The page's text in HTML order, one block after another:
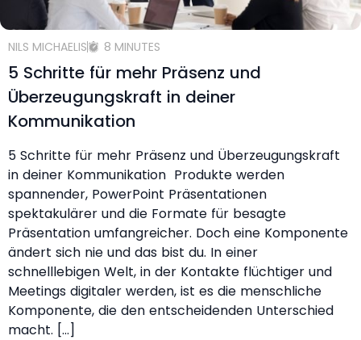
NILS MICHAELIS 8 MINUTES
5 Schritte für mehr Präsenz und
Überzeugungskraft in deiner
Kommunikation
5 Schritte für mehr Präsenz und Überzeugungskraft
in deiner Kommunikation Produkte werden
spannender, PowerPoint Präsentationen
spektakulärer und die Formate für besagte
Präsentation umfangreicher. Doch eine Komponente
ändert sich nie und das bist du. In einer
schnelllebigen Welt, in der Kontakte flüchtiger und
Meetings digitaler werden, ist es die menschliche
Komponente, die den entscheidenden Unterschied
macht. […]